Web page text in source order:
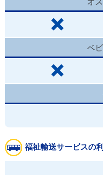
ベ
福祉輸送サービスの